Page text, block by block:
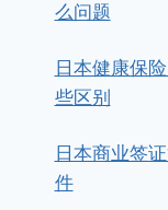
么问题
日本健康保
些区别
日本商业签
件